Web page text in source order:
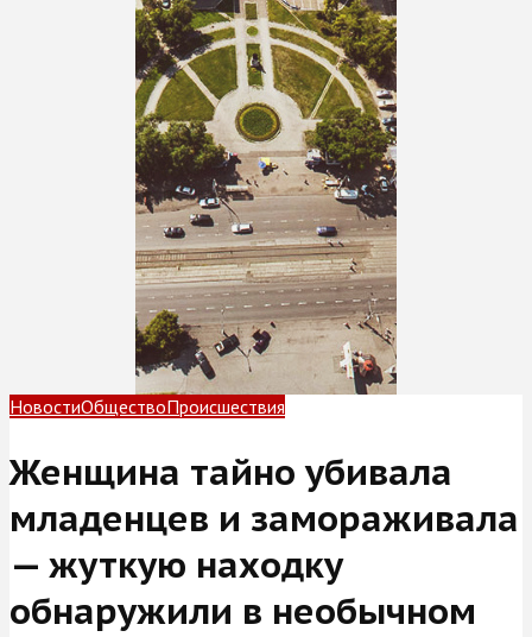
НовостиОбществоПроисшествия
Женщина тайно убивала
младенцев и замораживала
— жуткую находку
обнаружили в необычном